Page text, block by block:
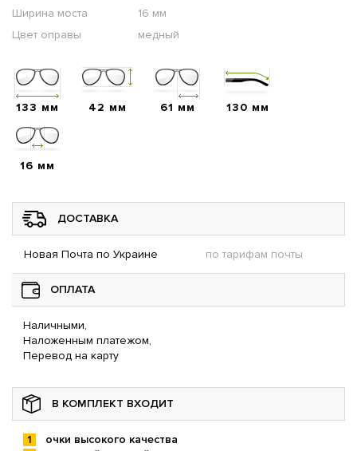
Ширина моста
16 мм
Цвет оправы
медный
133 мм 42 мм 61 мм 130 мм
16 мм
ДОСТАВКА
Новая Почта по Украине по тарифам почты
ОПЛАТА
Наличными,
Наложенным платежом,
Перевод на карту
В КОМПЛЕКТ ВХОДИТ
очки высокого качества